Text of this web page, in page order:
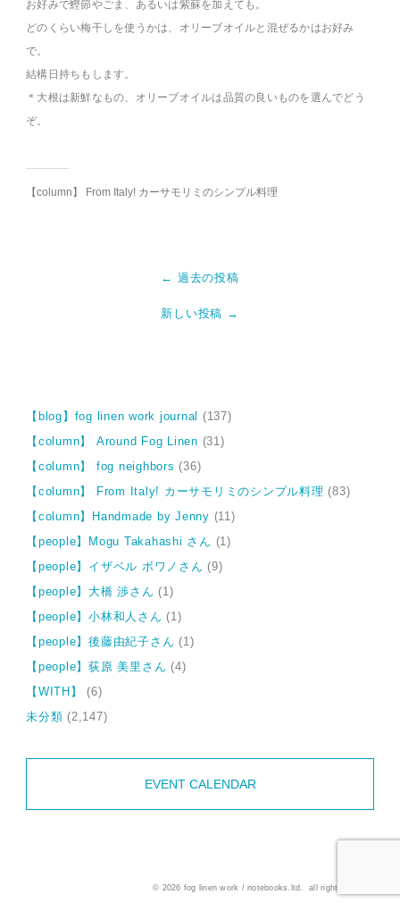
お好みで鰹節やごま、あるいは紫蘇を加えても。
どのくらい梅干しを使うかは、オリーブオイルと混ぜるかはお好み
で。
結構日持ちもします。
＊大根は新鮮なもの、オリーブオイルは品質の良いものを選んでどう
ぞ。
【column】 From Italy! カーサモリミのシンプル料理
← 過去の投稿
新しい投稿 →
【blog】fog linen work journal
(137)
【column】 Around Fog Linen (31)
【column】 fog neighbors (36)
【column】 From Italy! カーサモリミのシンプル料理 (83)
【column】Handmade by Jenny (11)
【people】Mogu Takahashi さん (1)
【people】イザベル ボワノさん (9)
【people】大橋 渉さん (1)
【people】小林和人さん (1)
【people】後藤由紀子さん (1)
【people】荻原 美里さん (4)
【WITH】
(6)
未分類 (2,147)
EVENT CALENDAR
© 2026 fog linen work / notebooks.ltd. all rights reserved.